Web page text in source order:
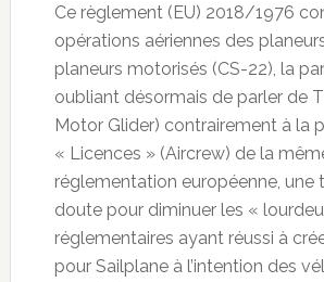
Ce règlement (EU) 2018/1976
opérations aériennes des
planeurs motorisés (CS-22), la
oubliant désormais de parler de
Motor Glider) contrairement à la
« Licences » (Aircrew) de la
réglementation européenne, une
doute pour diminuer les «
réglementaires ayant réussi à
pour Sailplane à l’intention des